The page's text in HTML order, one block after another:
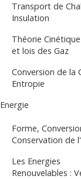
Transport de
Insulation
Théorie
et lois des Gaz
Conversion de la
Entropie
Energie
Forme,
Conservation de
Les Energies
Renouvelables :